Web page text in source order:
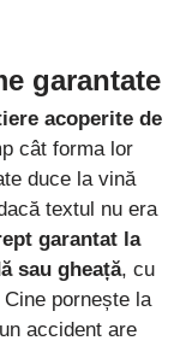
garantate
acoperite de
cât forma lor
duce la vină
textul nu era
garantat la
sau gheață, cu
pornește la
accident are